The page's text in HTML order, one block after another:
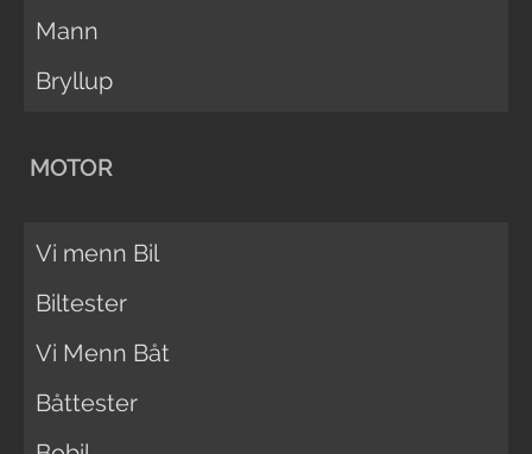
Mann
Bryllup
MOTOR
Vi menn Bil
Biltester
Vi Menn Båt
Båttester